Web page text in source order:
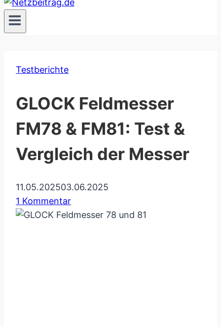
Testberichte
GLOCK Feldmesser
FM78 & FM81: Test &
Vergleich der Messer
11.05.202503.06.2025
1 Kommentar